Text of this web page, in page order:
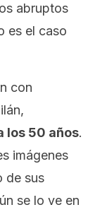
abruptos
es el caso
con
los 50 años.
imágenes
de sus
se lo ve en